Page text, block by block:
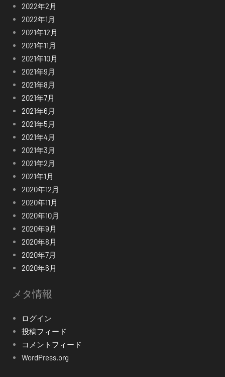
2022年2月
2022年1月
2021年12月
2021年11月
2021年10月
2021年9月
2021年8月
2021年7月
2021年6月
2021年5月
2021年4月
2021年3月
2021年2月
2021年1月
2020年12月
2020年11月
2020年10月
2020年9月
2020年8月
2020年7月
2020年6月
メタ情報
ログイン
投稿フィード
コメントフィード
WordPress.org